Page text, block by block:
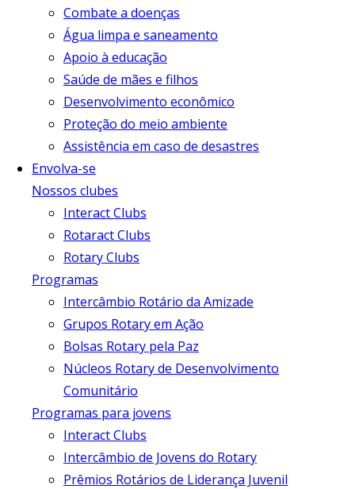
Combate a doenças
Água limpa e saneamento
Apoio à educação
Saúde de mães e filhos
Desenvolvimento econômico
Proteção do meio ambiente
Assistência em caso de desastres
Envolva-se
Nossos clubes
Interact Clubs
Rotaract Clubs
Rotary Clubs
Programas
Intercâmbio Rotário da Amizade
Grupos Rotary em Ação
Bolsas Rotary pela Paz
Núcleos Rotary de Desenvolvimento
Comunitário
Programas para jovens
Interact Clubs
Intercâmbio de Jovens do Rotary
Prêmios Rotários de Liderança Juvenil